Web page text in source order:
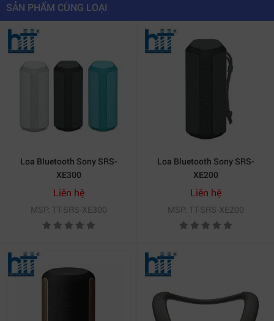
SẢN PHẨM CÙNG LOẠI
Loa Bluetooth Sony SRS-
XE300
Liên hệ
MSP: TT-SRS-XE300
Loa Bluetooth Sony SRS-
XE200
Liên hệ
MSP: TT-SRS-XE200